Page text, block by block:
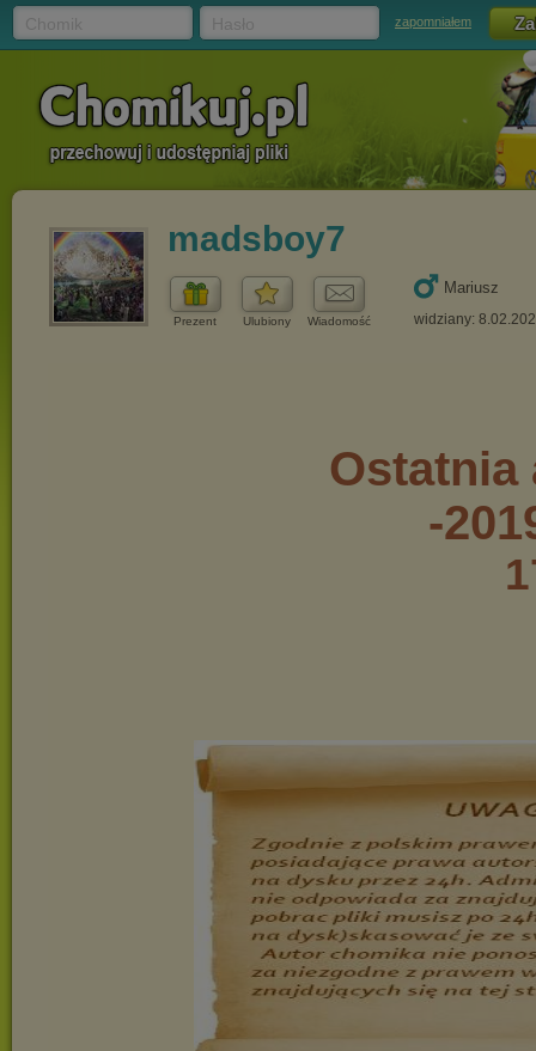
zapomniałem
madsboy7
Prezent Ulubiony Wiadomość
Mariusz
widziany: